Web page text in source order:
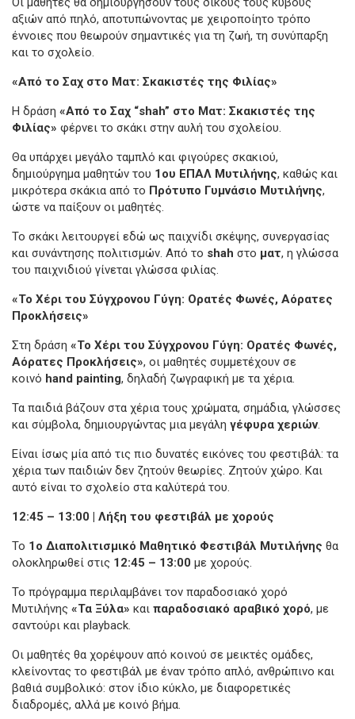
αξιών από πηλό, αποτυπώνοντας με χειροποίητο τρόπο
έννοιες που θεωρούν σημαντικές για τη ζωή, τη συνύπαρξη
και το σχολείο.
«Από το Σαχ στο Ματ: Σκακιστές της Φιλίας»
Η δράση «Από το Σαχ “shah” στο Ματ: Σκακιστές της
Φιλίας» φέρνει το σκάκι στην αυλή του σχολείου.
Θα υπάρχει μεγάλο ταμπλό και φιγούρες σκακιού,
δημιούργημα μαθητών του 1ου ΕΠΑΛ Μυτιλήνης, καθώς και
μικρότερα σκάκια από το Πρότυπο Γυμνάσιο Μυτιλήνης,
ώστε να παίξουν οι μαθητές.
Το σκάκι λειτουργεί εδώ ως παιχνίδι σκέψης, συνεργασίας
και συνάντησης πολιτισμών. Από το shah στο ματ, η γλώσσα
του παιχνιδιού γίνεται γλώσσα φιλίας.
«Το Χέρι του Σύγχρονου Γύγη: Ορατές Φωνές, Αόρατες
Προκλήσεις»
Στη δράση «Το Χέρι του Σύγχρονου Γύγη: Ορατές Φωνές,
Αόρατες Προκλήσεις», οι μαθητές συμμετέχουν σε
κοινό hand painting, δηλαδή ζωγραφική με τα χέρια.
Τα παιδιά βάζουν στα χέρια τους χρώματα, σημάδια, γλώσσες
και σύμβολα, δημιουργώντας μια μεγάλη γέφυρα χεριών.
Είναι ίσως μία από τις πιο δυνατές εικόνες του φεστιβάλ: τα
χέρια των παιδιών δεν ζητούν θεωρίες. Ζητούν χώρο. Και
αυτό είναι το σχολείο στα καλύτερά του.
12:45 – 13:00 | Λήξη του φεστιβάλ με χορούς
Το 1ο Διαπολιτισμικό Μαθητικό Φεστιβάλ Μυτιλήνης θα
ολοκληρωθεί στις 12:45 – 13:00 με χορούς.
Το πρόγραμμα περιλαμβάνει τον παραδοσιακό χορό
Μυτιλήνης «Τα Ξύλα» και παραδοσιακό αραβικό χορό, με
σαντούρι και playback.
Οι μαθητές θα χορέψουν από κοινού σε μεικτές ομάδες,
κλείνοντας το φεστιβάλ με έναν τρόπο απλό, ανθρώπινο και
βαθιά συμβολικό: στον ίδιο κύκλο, με διαφορετικές
διαδρομές, αλλά με κοινό βήμα.